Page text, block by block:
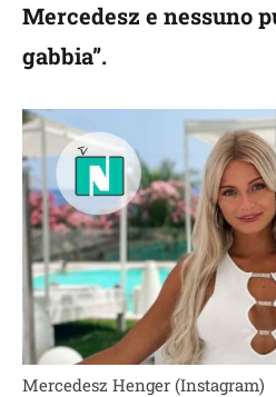
Mercedesz e nessuno
gabbia”.
Mercedesz Henger (Instagram)